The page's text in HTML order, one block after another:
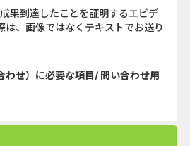
果到達したことを証明するエビデ
は、画像ではなくテキストでお送り
わせ）に必要な項目/ 問い合わせ用